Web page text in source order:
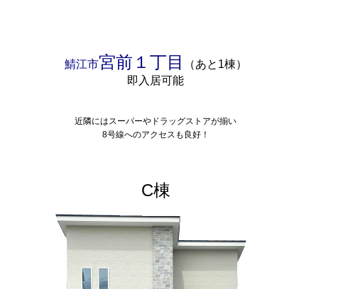
鯖江市宮前１丁目
（あと1棟）
即入居可能
近隣にはスーパーやドラッグストアが揃い
8号線へのアクセスも良好！
C棟